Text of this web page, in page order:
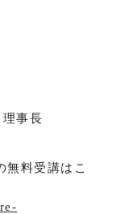
事長
無料受講はこ